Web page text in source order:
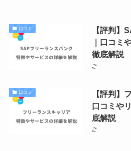
口コミ
【評判】
｜口コミ
徹底解説
口コミ
【評判】
口コミや
底解説